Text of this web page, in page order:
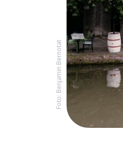
Foto: Benjamin Bernotat